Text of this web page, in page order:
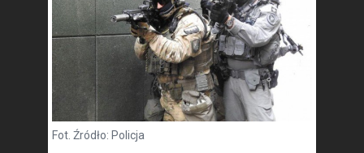
Fot. Źródło: Policja